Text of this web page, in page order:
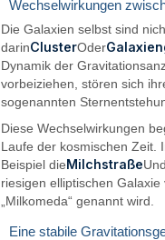
Wechselwirkungen
Die Galaxien selbst sind
darinClusterOder
Dynamik der
vorbeiziehen, stören sich
sogenannten
Diese Wechselwirkungen
Laufe der kosmischen Zeit.
Beispiel dieMilchstraße
riesigen elliptischen
„Milkomeda“ genannt wird.
Eine stabile